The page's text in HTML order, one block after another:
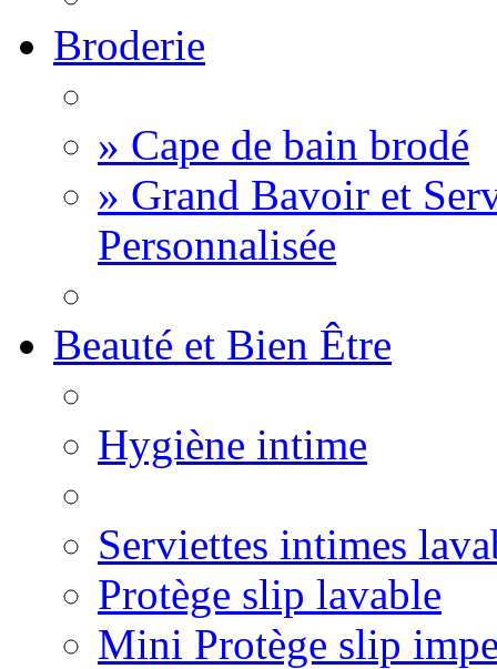
Broderie
» Cape de bain brodé
» Grand Bavoir et
Personnalisée
Beauté et Bien Être
Hygiène intime
Serviettes intimes
Protège slip lavable
Mini Protège slip